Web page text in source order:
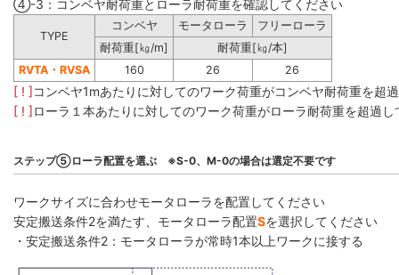
④-3：コンベヤ耐荷重とローラ耐荷重を確認してください
TYPE
コンベヤ モータローラ
フリーローラ
耐荷重[㎏/m]
耐荷重[㎏/本]
RVTA・RVSA
160 26 26
[ ! ]コンベヤ1mあたりに対してのワーク荷重がコンベヤ耐荷重を超
[ ! ]ローラ１本あたりに対してのワーク荷重がローラ耐荷重を超過
ステップ⑤ローラ配置を選ぶ ※S-0、M-0の場合は選定不要です
ワークサイズに合わせモータローラを配置してください
安定搬送条件2を満たす、モータローラ配置Sを選択してください
・安定搬送条件2：モータローラが常時1本以上ワークに接する